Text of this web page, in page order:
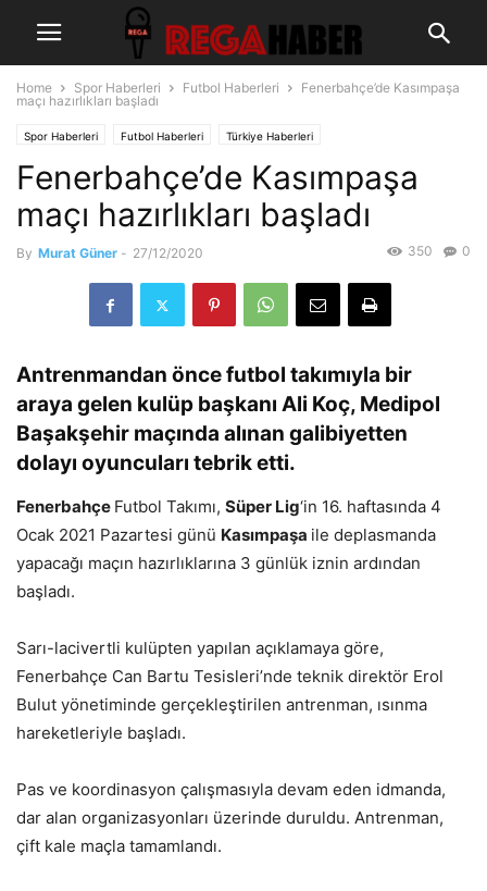
Home Spor Haberleri Futbol Haberleri
Fenerbahçe’de Kasımpaşa
maçı hazırlıkları başladı
Spor Haberleri Futbol Haberleri Türkiye Haberleri
Fenerbahçe’de Kasımpaşa
maçı hazırlıkları başladı
By Murat Güner - 27/12/2020 0
350
Antrenmandan önce futbol takımıyla bir
araya gelen kulüp başkanı Ali Koç, Medipol
Başakşehir maçında alınan galibiyetten
dolayı oyuncuları tebrik etti.
Fenerbahçe Futbol Takımı, Süper Lig‘in 16. haftasında 4
Ocak 2021 Pazartesi günü Kasımpaşa ile deplasmanda
yapacağı maçın hazırlıklarına 3 günlük iznin ardından
başladı.
Sarı-lacivertli kulüpten yapılan açıklamaya göre,
Fenerbahçe Can Bartu Tesisleri’nde teknik direktör Erol
Bulut yönetiminde gerçekleştirilen antrenman, ısınma
hareketleriyle başladı.
Pas ve koordinasyon çalışmasıyla devam eden idmanda,
dar alan organizasyonları üzerinde duruldu. Antrenman,
çift kale maçla tamamlandı.